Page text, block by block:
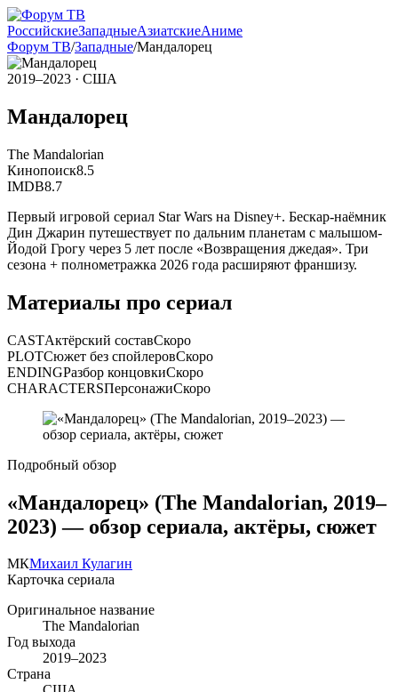
РоссийскиеЗападныеАзиатскиеАниме
Форум ТВ/Западные/Мандалорец
2019–2023 · США
Мандалорец
The Mandalorian
Кинопоиск8.5
IMDB8.7
Первый игровой сериал Star Wars на Disney+. Бескар-наёмник
Дин Джарин путешествует по дальним планетам с малышом-
Йодой Грогу через 5 лет после «Возвращения джедая». Три
сезона + полнометражка 2026 года расширяют франшизу.
Материалы про сериал
CASTАктёрский составСкоро
PLOTСюжет без спойлеровСкоро
ENDINGРазбор концовкиСкоро
CHARACTERSПерсонажиСкоро
Подробный обзор
«Мандалорец» (The Mandalorian, 2019–
2023) — обзор сериала, актёры, сюжет
МКМихаил Кулагин
Карточка сериала
Оригинальное название
The Mandalorian
Год выхода
2019–2023
Страна